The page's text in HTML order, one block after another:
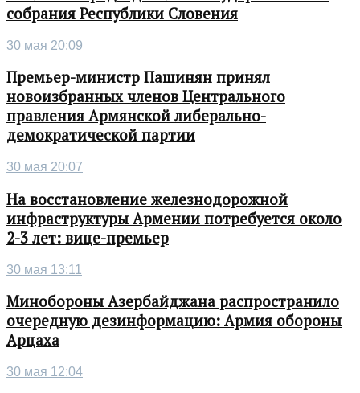
собрания Республики Словения
30 мая 20:09
Премьер-министр Пашинян принял
новоизбранных членов Центрального
правления Армянской либерально-
демократической партии
30 мая 20:07
На восстановление железнодорожной
инфраструктуры Армении потребуется около
2-3 лет: вице-премьер
30 мая 13:11
Минобороны Азербайджана распространило
очередную дезинформацию: Армия обороны
Арцаха
30 мая 12:04